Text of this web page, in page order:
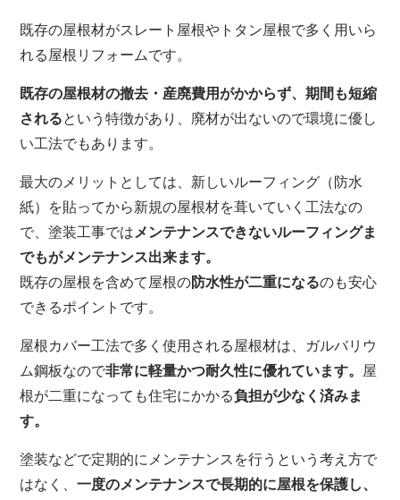
既存の屋根材がスレート屋根やトタン屋根で多く用いら
れる屋根リフォームです。
既存の屋根材の撤去・産廃費用がかからず、期間も短縮
されるという特徴があり、廃材が出ないので環境に優し
い工法でもあります。
最大のメリットとしては、新しいルーフィング（防水
紙）を貼ってから新規の屋根材を葺いていく工法なの
で、塗装工事では メンテナンスできないルーフィングま
でもがメンテナンス出来ます。
既存の屋根を含めて屋根の防水性が二重になるのも安心
できるポイントです。
屋根カバー工法で多く使用される屋根材は、ガルバリウ
ム鋼板なので非常に軽量かつ耐久性に優れています。 屋
根が二重になっても住宅にかかる負担が少なく済みま
す。
塗装などで定期的にメンテナンスを行うという考え方で
はなく、一度のメンテナンスで長期的に屋根を保護し、